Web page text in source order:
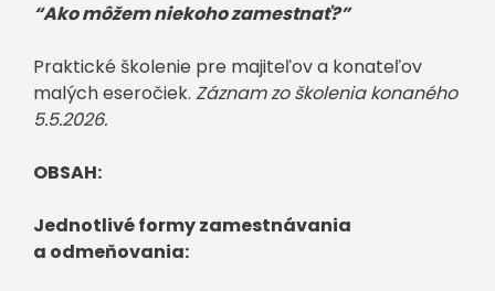
“Ako môžem niekoho zamestnať?”
Praktické školenie pre majiteľov a konateľov
malých eseročiek. Záznam zo školenia konaného
5.5.2026.
OBSAH:
Jednotlivé formy zamestnávania
a odmeňovania: